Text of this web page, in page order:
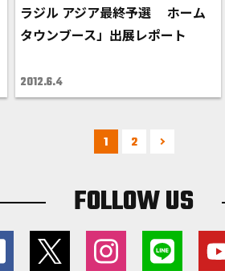
ラジル アジア最終予選 ホーム
タウンブース」出展レポート
2012.6.4
1 2
FOLLOW US